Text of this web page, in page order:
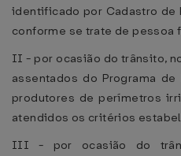
identificado por Cadastro de
conforme se trate de pessoa
II - por ocasião do trânsito,
assentados do Programa
produtores de perímetros
atendidos os critérios
III - por ocasião do